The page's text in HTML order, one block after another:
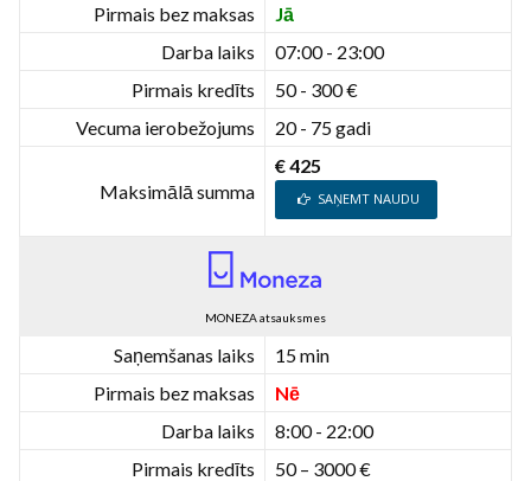
Pirmais bez maksas
Jā
Darba laiks
07:00 - 23:00
Pirmais kredīts
50 - 300 €
Vecuma ierobežojums
20 - 75 gadi
Maksimālā summa
€ 425
SAŅEMT NAUDU
MONEZA atsauksmes
Saņemšanas laiks
15 min
Pirmais bez maksas
Nē
Darba laiks
8:00 - 22:00
Pirmais kredīts
50 – 3000 €